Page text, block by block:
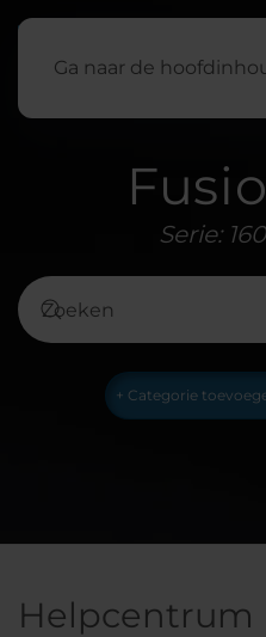
Ga naar de
Serie:
Helpcentrum